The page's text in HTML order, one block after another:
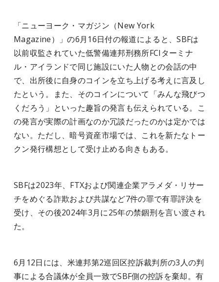
「ニューヨーク・マガジン（New York
Magazine）」の6月16日付の報道によると、SBFは
以前収監されていた低警備連邦刑務所FCIターミナ
ル・アイランドで同じ施設にいた人物との会話の中
で、出所後に自身のコインを立ち上げる考えに言及し
たという。また、そのコインについて「みんな飛びつ
くだろう」といった趣旨の発言も伝えられている。こ
の発言が実際の計画なのか冗談だったのかは定かでは
ない。ただし、暗号資産市場では、これを新たなトー
クン発行構想として受け止める向きもある。
SBFは2023年、FTXおよび関連企業アラメダ・リサー
チをめぐる詐欺および共謀など7件の罪で有罪評決を
受け、その後2024年3月に25年の禁錮刑を言い渡され
た。
6月12日には、米連邦第2巡回区控訴裁判所の3人の判
事による合議体が全員一致でSBF側の控訴を棄却。有